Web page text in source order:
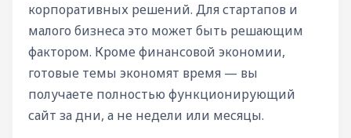
корпоративных решений. Для стартапов и
малого бизнеса это может быть решающим
фактором. Кроме финансовой экономии,
готовые темы экономят время — вы
получаете полностью функционирующий
сайт за дни, а не недели или месяцы.